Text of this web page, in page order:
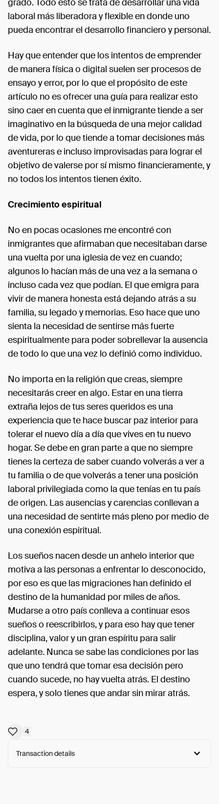
grado. Todo esto se trata de desarrollar una vida
laboral más liberadora y flexible en donde uno
pueda encontrar el desarrollo financiero y personal.
Hay que entender que los intentos de emprender
de manera física o digital suelen ser procesos de
ensayo y error, por lo que el propósito de este
artículo no es ofrecer una guía para realizar esto
sino caer en cuenta que el inmigrante tiende a ser
imaginativo en la búsqueda de una mejor calidad
de vida, por lo que tiende a tomar decisiones más
aventureras e incluso improvisadas para lograr el
objetivo de valerse por sí mismo financieramente, y
no todos los intentos tienen éxito.
Crecimiento espiritual
No en pocas ocasiones me encontré con
inmigrantes que afirmaban que necesitaban darse
una vuelta por una iglesia de vez en cuando;
algunos lo hacían más de una vez a la semana o
incluso cada vez que podían. El que emigra para
vivir de manera honesta está dejando atrás a su
familia, su legado y memorias. Eso hace que uno
sienta la necesidad de sentirse más fuerte
espiritualmente para poder sobrellevar la ausencia
de todo lo que una vez lo definió como individuo.
No importa en la religión que creas, siempre
necesitarás creer en algo. Estar en una tierra
extraña lejos de tus seres queridos es una
experiencia que te hace buscar paz interior para
tolerar el nuevo día a día que vives en tu nuevo
hogar. Se debe en gran parte a que no siempre
tienes la certeza de saber cuando volverás a ver a
tu familia o de que volverás a tener una posición
laboral privilegiada como la que tenías en tu país
de origen. Las ausencias y carencias conllevan a
una necesidad de sentirte más pleno por medio de
una conexión espiritual.
Los sueños nacen desde un anhelo interior que
motiva a las personas a enfrentar lo desconocido,
por eso es que las migraciones han definido el
destino de la humanidad por miles de años.
Mudarse a otro país conlleva a continuar esos
sueños o reescribirlos, y para eso hay que tener
disciplina, valor y un gran espíritu para salir
adelante. Nunca se sabe las condiciones por las
que uno tendrá que tomar esa decisión pero
cuando sucede, no hay vuelta atrás. El destino
espera, y solo tienes que andar sin mirar atrás.
4
Transaction details